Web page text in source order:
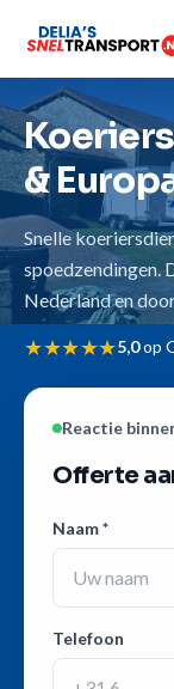
&
Snelle
spoedzendingen.
Nederland en
★★★★★5,0op
Reactie
Offerte
Naam *
Telefoon